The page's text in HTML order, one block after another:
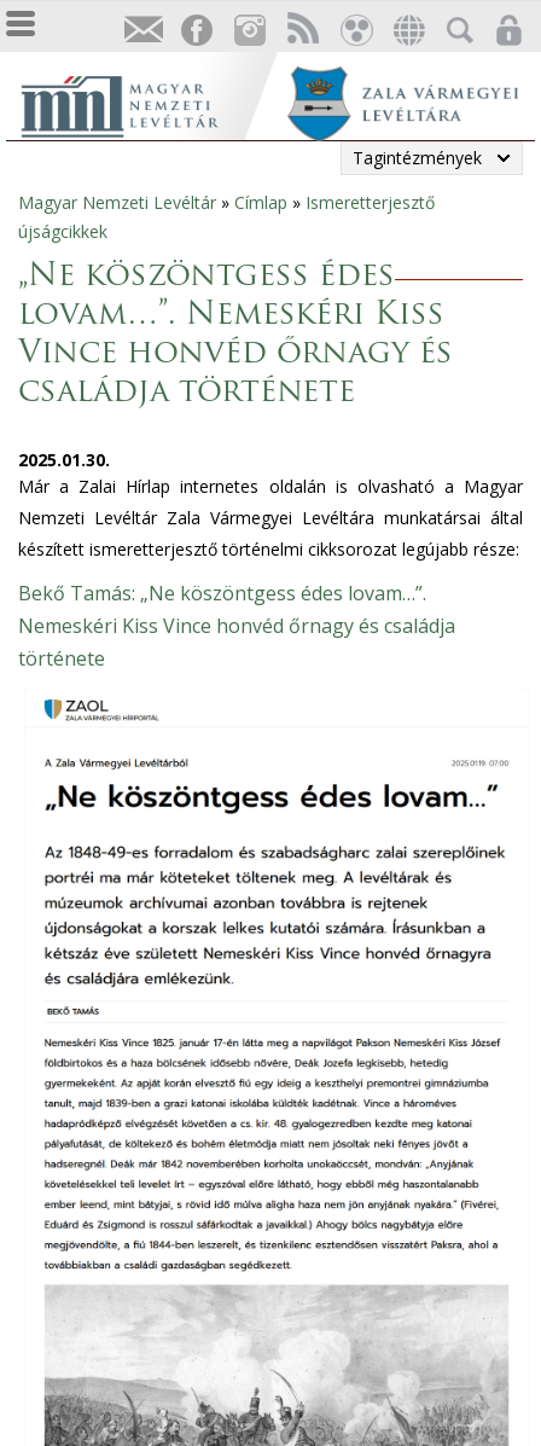
Tagintézmények
Jelenlegi
hely
Magyar Nemzeti Levéltár » Címlap » Ismeretterjesztő
újságcikkek
„Ne köszöntgess édes
lovam…”. Nemeskéri Kiss
Vince honvéd őrnagy és
családja története
2025.01.30.
Már a Zalai Hírlap internetes oldalán is olvasható a Magyar
Nemzeti Levéltár Zala Vármegyei Levéltára munkatársai által
készített ismeretterjesztő történelmi cikksorozat legújabb része:
Bekő Tamás: „Ne köszöntgess édes lovam…”.
Nemeskéri Kiss Vince honvéd őrnagy és családja
története